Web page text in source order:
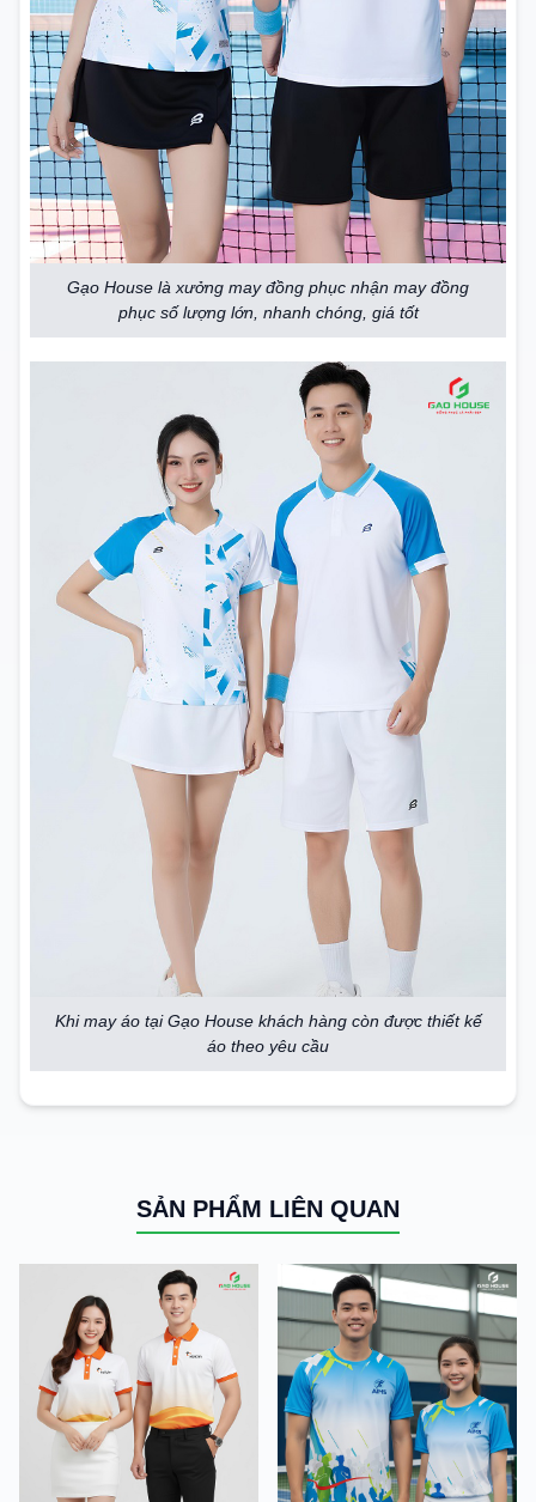
Gạo House là xưởng may đồng phục nhận may đồng
phục số lượng lớn, nhanh chóng, giá tốt
Khi may áo tại Gạo House khách hàng còn được thiết kế
áo theo yêu cầu
SẢN PHẨM LIÊN QUAN